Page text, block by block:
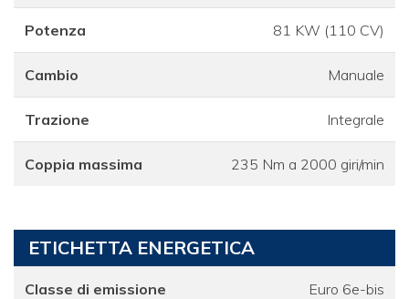
Potenza 81 KW (110 CV)
Cambio Manuale
Trazione Integrale
Coppia massima 235 Nm a 2000 giri/min
ETICHETTA ENERGETICA
Classe di emissione Euro 6e-bis